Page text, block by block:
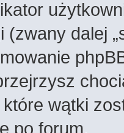
(zwany dalej
wątki
po forum.